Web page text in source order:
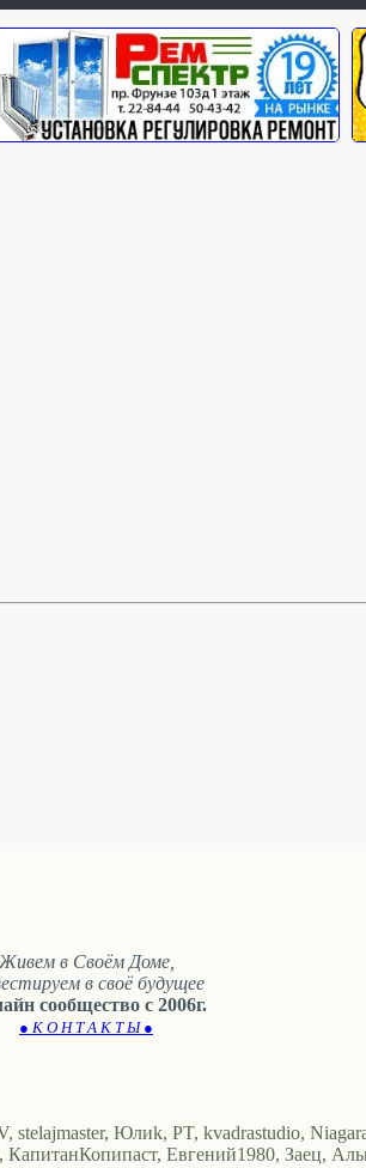
в Своём Доме,
в своё будущее
сообщество с 2006г.
● К О Н Т А К Т Ы ●
Юлиk, PT, kvadrastudio,
Евгений1980, Заец,